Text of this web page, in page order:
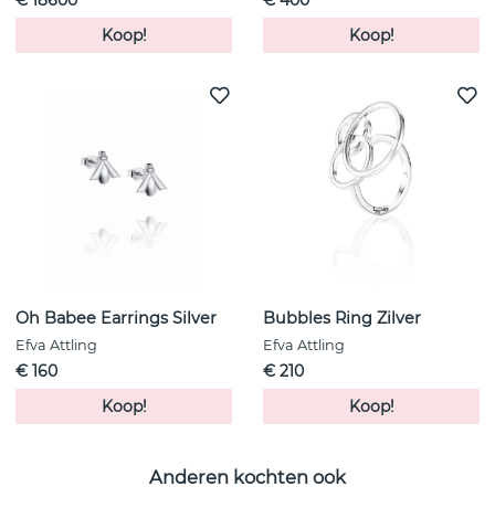
Koop!
Koop!
Oh Babee Earrings Silver
Efva Attling
€ 160
Koop!
Bubbles Ring Zilver
Efva Attling
€ 210
Koop!
Anderen kochten ook